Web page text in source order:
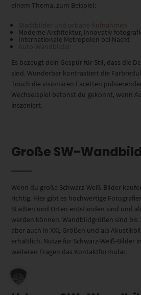
einem Thema, zum Beispiel:
Stadtbilder und urbane Aufnahmen
Moderne Architektur, innovativ
Internationale Metropolen bei Nacht
Auto-Wandbilder
Es bezeugt dein Gespür für Stil, dass die
sind. Wunderbar kontrastiert die
Touch die visionären Facetten
Wechselspiel betonst du gekonnt, wenn
inszeniert.
Große SW-
Wenn du große Schwarz-Weiß-Bilder
richtig. Hier gibt es hochwertige
Städten und Orten entstanden sind und
werden können. Wandbildgrößen sind bis
aber auch in XXL-Größen und als
erhältlich. Nutze für Schwarz-Weiß-Bilder
weiteren Fragen das Kontaktformular.